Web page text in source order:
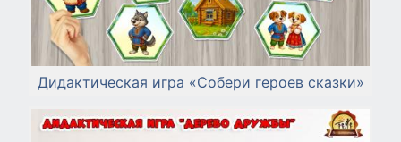
Дидактическая игра «Собери героев сказки»